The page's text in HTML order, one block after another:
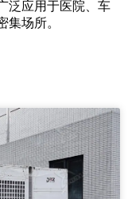
泛应用于医院、车
集场所。